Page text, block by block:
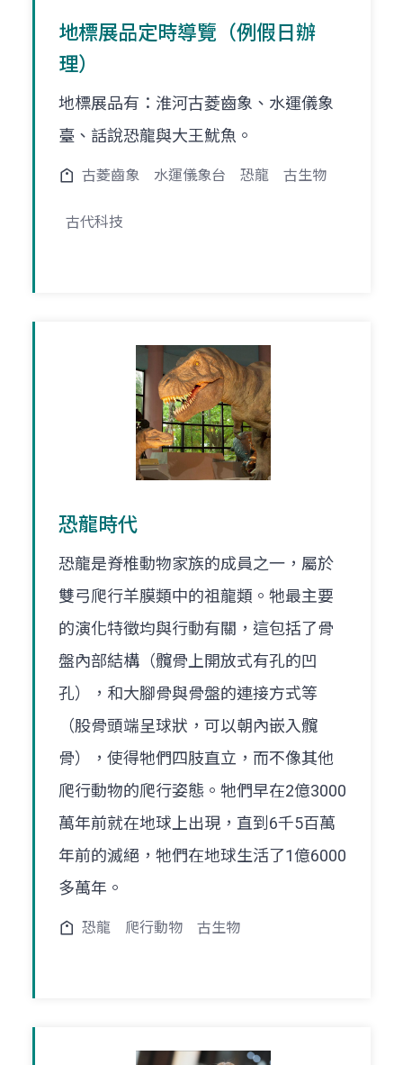
地標展品定時導覽（例假日辦
理）
地標展品有：淮河古菱齒象、水運儀象
臺、話說恐龍與大王魷魚。
古菱齒象 水運儀象台 恐龍 古生物
古代科技
恐龍時代
恐龍是脊椎動物家族的成員之一，屬於
雙弓爬行羊膜類中的祖龍類。牠最主要
的演化特徵均與行動有關，這包括了骨
盤內部結構（髖骨上開放式有孔的凹
孔），和大腳骨與骨盤的連接方式等
（股骨頭端呈球狀，可以朝內嵌入髖
骨），使得牠們四肢直立，而不像其他
爬行動物的爬行姿態。牠們早在2億3000
萬年前就在地球上出現，直到6千5百萬
年前的滅絕，牠們在地球生活了1億6000
多萬年。
恐龍 爬行動物 古生物